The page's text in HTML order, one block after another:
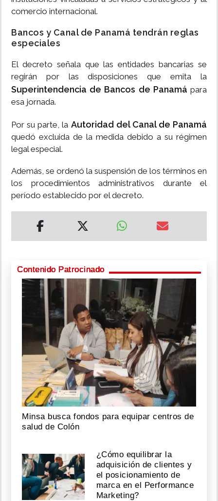
comercio internacional.
Bancos y Canal de Panamá tendrán reglas
especiales
El decreto señala que las entidades bancarias se
regirán por las disposiciones que emita la
Superintendencia de Bancos de Panamá para
esa jornada.
Por su parte, la Autoridad del Canal de Panamá
quedó excluida de la medida debido a su régimen
legal especial.
Además, se ordenó la suspensión de los términos en
los procedimientos administrativos durante el
período establecido por el decreto.
Contenido Patrocinado
Minsa busca fondos para equipar centros de
salud de Colón
¿Cómo equilibrar la
adquisición de clientes y
el posicionamiento de
marca en el Performance
Marketing?